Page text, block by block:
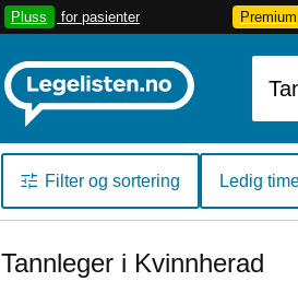
Pluss for pasienter Premium
Filter og sortering Ledig
Tannleger i Kvinnherad